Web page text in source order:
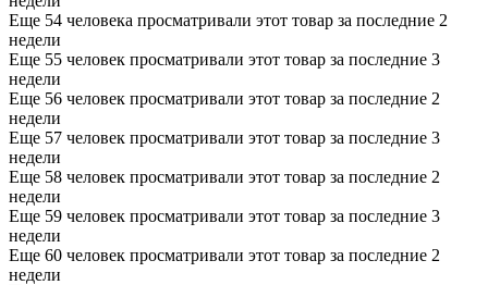
Еще 54 человека просматривали этот товар за последние 2
недели
Еще 55 человек просматривали этот товар за последние 3
недели
Еще 56 человек просматривали этот товар за последние 2
недели
Еще 57 человек просматривали этот товар за последние 3
недели
Еще 58 человек просматривали этот товар за последние 2
недели
Еще 59 человек просматривали этот товар за последние 3
недели
Еще 60 человек просматривали этот товар за последние 2
недели